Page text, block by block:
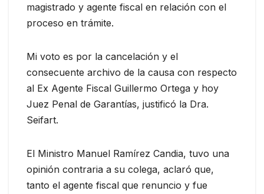
magistrado y agente fiscal en relación con el
proceso en trámite.
Mi voto es por la cancelación y el
consecuente archivo de la causa con respecto
al Ex Agente Fiscal Guillermo Ortega y hoy
Juez Penal de Garantías, justificó la Dra.
Seifart.
El Ministro Manuel Ramírez Candia, tuvo una
opinión contraria a su colega, aclaró que,
tanto el agente fiscal que renuncio y fue